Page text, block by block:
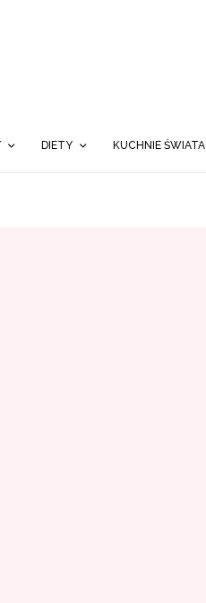
DIETY KUCHNIE ŚWIATA